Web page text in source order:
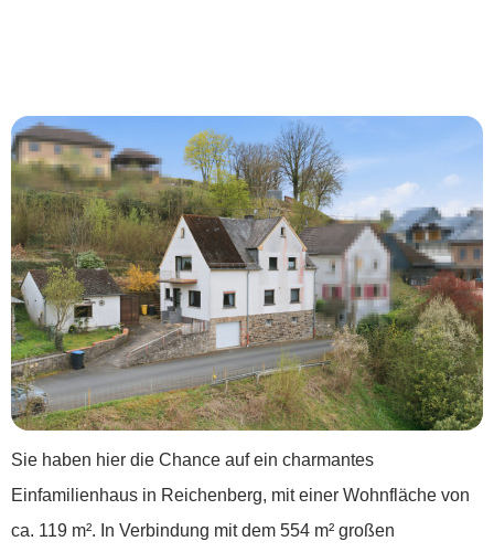
Sie haben hier die Chance auf ein charmantes
Einfamilienhaus in Reichenberg, mit einer Wohnfläche von
ca. 119 m². In Verbindung mit dem 554 m² großen